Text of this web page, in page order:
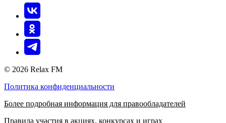
© 2026 Relax FM
Политика конфиденциальности
Более подробная информация для правообладателей
Правила участия в акциях, конкурсах и играх